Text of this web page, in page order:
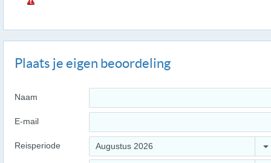
Plaats je eigen beoordeling
Naam
E-mail
Reisperiode Augustus 2026